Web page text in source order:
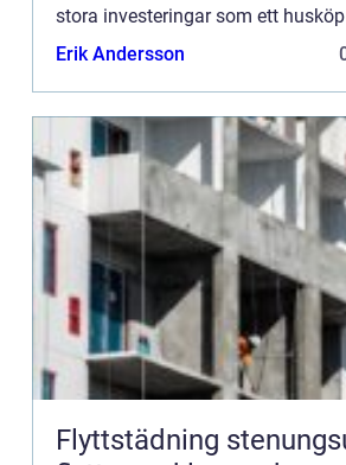
stora investeringar som ett
oförutsedda utgifter ...
Erik Andersson
Flyttstädning stenungsund